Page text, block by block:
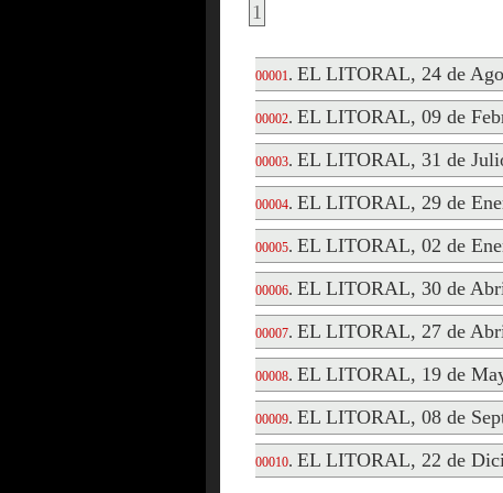
1
00001. EL LITORAL, 24 de
00002. EL LITORAL, 09 de
00003. EL LITORAL, 31 de
00004. EL LITORAL, 29 de
00005. EL LITORAL, 02 de
00006. EL LITORAL, 30 de
00007. EL LITORAL, 27 de
00008. EL LITORAL, 19 de
00009. EL LITORAL, 08 de
00010. EL LITORAL, 22 de